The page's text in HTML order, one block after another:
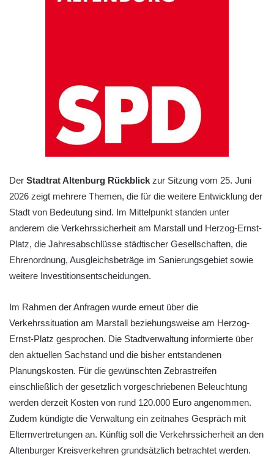
Der Stadtrat Altenburg Rückblick zur Sitzung vom 25. Juni
2026 zeigt mehrere Themen, die für die weitere Entwicklung der
Stadt von Bedeutung sind. Im Mittelpunkt standen unter
anderem die Verkehrssicherheit am Marstall und Herzog-Ernst-
Platz, die Jahresabschlüsse städtischer Gesellschaften, die
Ehrenordnung, Ausgleichsbeträge im Sanierungsgebiet sowie
weitere Investitionsentscheidungen.
Im Rahmen der Anfragen wurde erneut über die
Verkehrssituation am Marstall beziehungsweise am Herzog-
Ernst-Platz gesprochen. Die Stadtverwaltung informierte über
den aktuellen Sachstand und die bisher entstandenen
Planungskosten. Für die gewünschten Zebrastreifen
einschließlich der gesetzlich vorgeschriebenen Beleuchtung
werden derzeit Kosten von rund 120.000 Euro angenommen.
Zudem kündigte die Verwaltung ein zeitnahes Gespräch mit
Elternvertretungen an. Künftig soll die Verkehrssicherheit an den
Altenburger Kreisverkehren grundsätzlich betrachtet werden.